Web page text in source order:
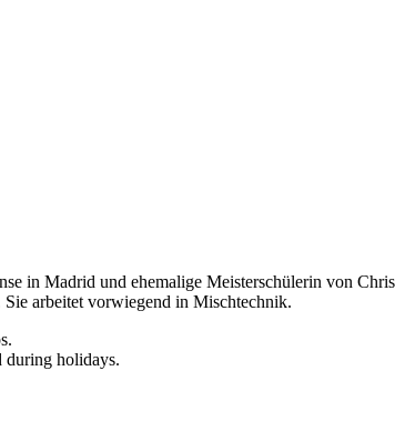
in Madrid und ehemalige Meisterschülerin von
arbeitet vorwiegend in Mischtechnik.
during holidays.